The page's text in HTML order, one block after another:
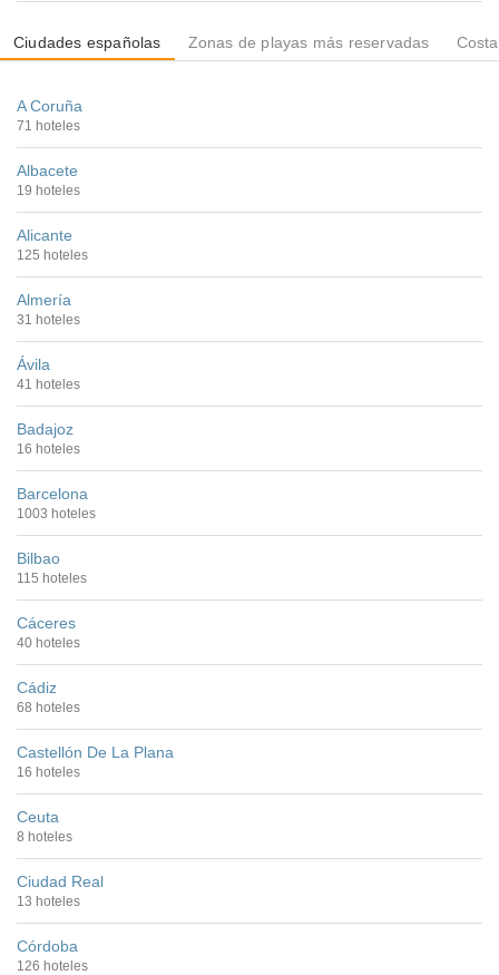
Ciudades españolas Zonas de playas más reservadas
A Coruña
71 hoteles
Albacete
19 hoteles
Alicante
125 hoteles
Almería
31 hoteles
Ávila
41 hoteles
Badajoz
16 hoteles
Barcelona
1003 hoteles
Bilbao
115 hoteles
Cáceres
40 hoteles
Cádiz
68 hoteles
Castellón De La Plana
16 hoteles
Ceuta
8 hoteles
Ciudad Real
13 hoteles
Córdoba
126 hoteles